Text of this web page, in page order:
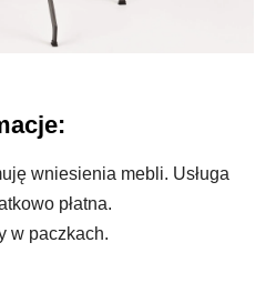
wniesienia mebli. Usługa
płatna.
w paczkach.